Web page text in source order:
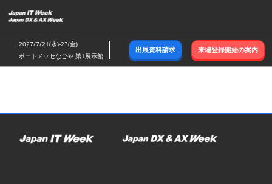
キ
ッ
し
む
2027/7/21(水)-23(金)
ポートメッセなごや 第1展示館
出展資料請求 来場登録開始の案内